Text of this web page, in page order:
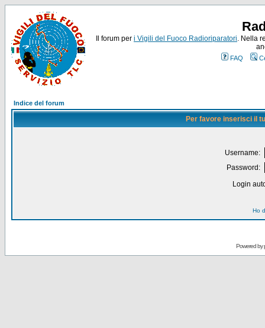
Il forum per i Vigili del Fuoco Radioriparatori. Nella
FAQ
Indice del forum
Per favore inserisci il
Username:
Password:
Login
Ho
Powered by